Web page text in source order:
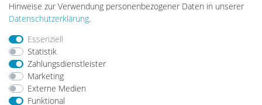
Barrierefreiheitserklärung
Hinweise zur Verwendung personenbezogener Daten in unserer
Daten­schutz­erklärung.
Essenziell
Statistik
Zahlungsdienstleister
Marketing
Externe Medien
Funktional